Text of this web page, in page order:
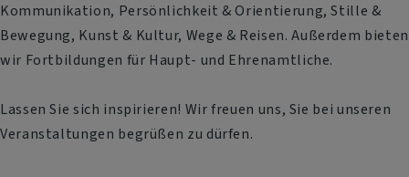
Kommunikation, Persönlichkeit & Orientierung, Stille &
Bewegung, Kunst & Kultur, Wege & Reisen. Außerdem bieten
wir Fortbildungen für Haupt- und Ehrenamtliche.
Lassen Sie sich inspirieren! Wir freuen uns, Sie bei unseren
Veranstaltungen begrüßen zu dürfen.